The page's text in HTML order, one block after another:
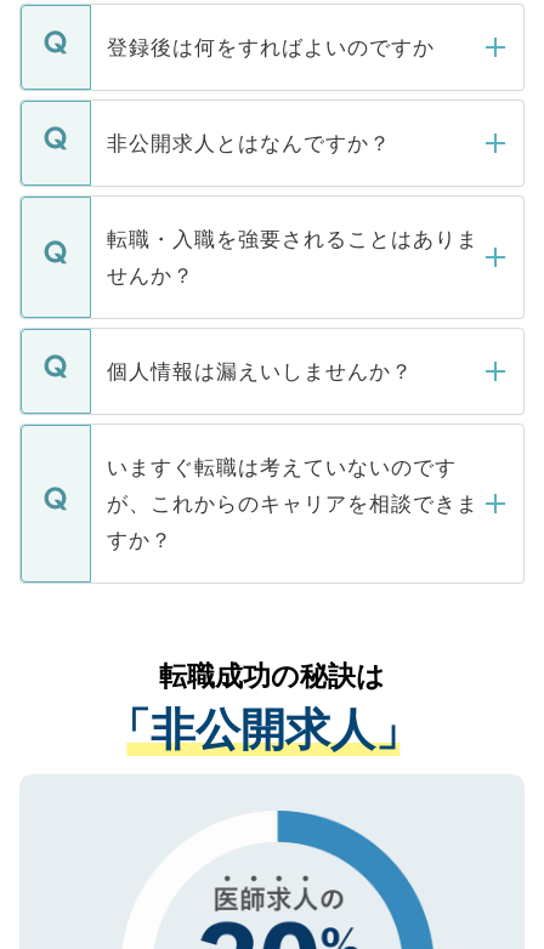
登録後は何をすればよいのですか
ご登録いただきましたら、弊社担当者がご
登録内容を確認し、その後メールもしくは
ます。通常、5営業日以内にはご連絡をせて
いただきますので、しばらくお待ちくださ
非公開求人とはなんですか？
マイナビDOCTORで取り扱っている求人の
うち約3割は、Webサイトからご覧いただ
けない「非公開求人」です。非公開求人は
下記の理由によって、一般には公開してい
ません。
■応募殺到を避けるため 人気のある医療機
関を公にしてしまうと、応募が殺到する場
に、医療機関が求める条件に合った人材の
みを人材紹介会社に依頼するケースが増え
ています。
転職・入職を強要されることはありま
せんか？
転職・入職を強要することは一切ありませ
ん。また、仮に応募先から内定をいただい
定を承諾する必要はありません。内定先へ
の辞退の連絡はキャリアパートナーが行い
個人情報は漏えいしませんか？
個人情報が漏えいすることはありませんの
で、ご安心ください。当サイトからの登録
などで収集したご登録者様の個人情報は、
ご本人のキャリアアップおよび転職活動の
支援を目的に使用いたします。お預かりし
ているすべての個人データはご本人の許可
は、個人情報の取り扱いについての厳密な
管理基準を満たした事業者のみに付与され
る、プライバシーマークを取得済みです。
で、機密保持に関してもご安心ください。
いますぐ転職は考えていないのです
が、これからのキャリアを相談できま
すか？
かがいして、現在の医療機関の状況や紹介
経験をまじえながら、適切なアドバイスを
させていただきます。すぐにご転職をされ
ない方には、長期的なサポートが可能です
ので、まずはご登録ください。
転職成功の秘訣は
「非公開求人」